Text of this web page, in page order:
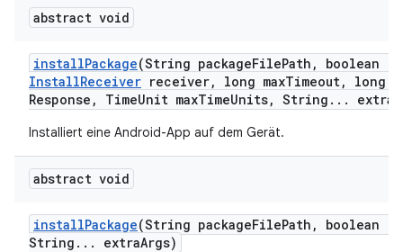
abstract void
installPackage(String packageFilePath ,
boolean
InstallReceiver receiver, long maxTimeout,
long
Response , TimeUnit maxTimeUnits, String . . . extra
Installiert eine Android-App auf dem Gerät.
abstract void
installPackage(String packageFilePath ,
boolean
String . . . extraArgs)